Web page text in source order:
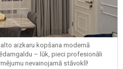
aizkaru kopšana modernā
– lūk, pieci profesionāli
nevainojamā stāvoklī!